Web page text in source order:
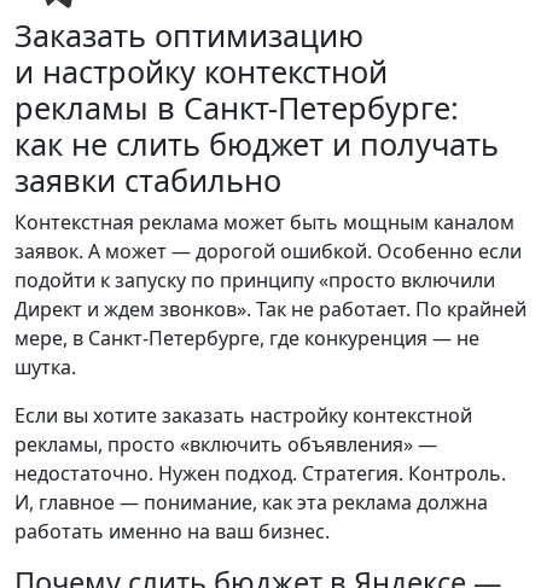
Заказать оптимизацию
и настройку контекстной
рекламы в Санкт-Петербурге:
как не слить бюджет и получать
заявки стабильно
Контекстная реклама может быть мощным каналом
заявок. А может — дорогой ошибкой. Особенно если
подойти к запуску по принципу «просто включили
Директ и ждем звонков». Так не работает. По крайней
мере, в Санкт-Петербурге, где конкуренция — не
шутка.
Если вы хотите заказать настройку контекстной
рекламы, просто «включить объявления» —
недостаточно. Нужен подход. Стратегия. Контроль.
И, главное — понимание, как эта реклама должна
работать именно на ваш бизнес.